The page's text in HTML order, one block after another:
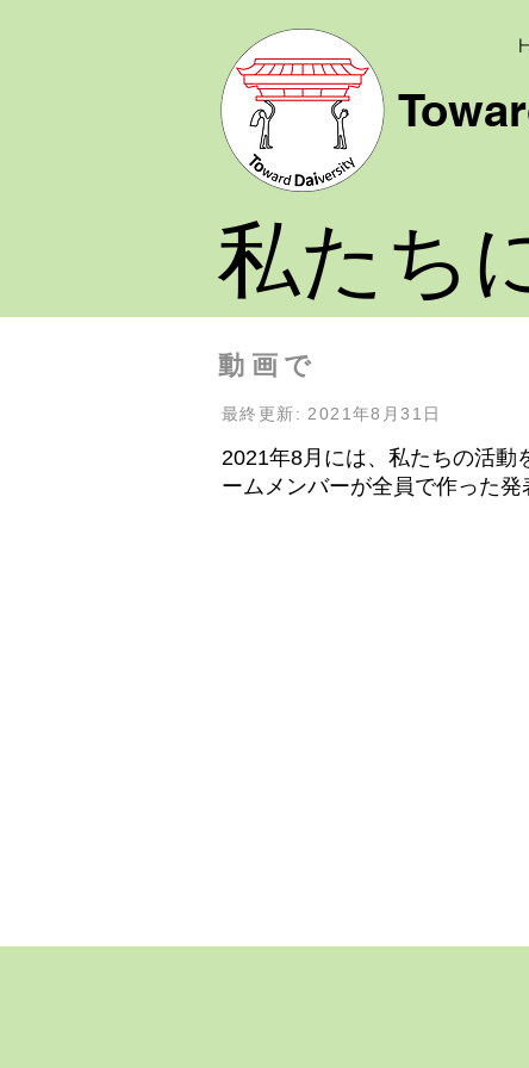
私たち
​動画で
最終更新: 2021 年8 月31日
2021年8月には、私たちの活動
ームメンバーが全員で作った発